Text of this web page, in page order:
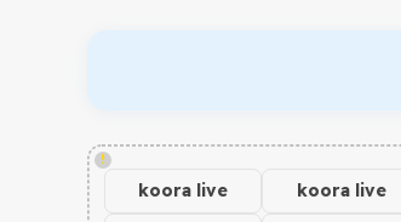
!
koora live
koora live